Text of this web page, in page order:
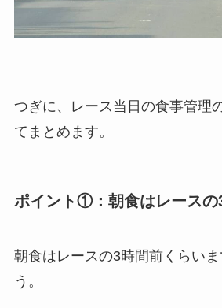
つぎに、レース当日の食事管理
てまとめます。
ポイント①：朝食はレースの
朝食はレースの3時間前くらい
う。